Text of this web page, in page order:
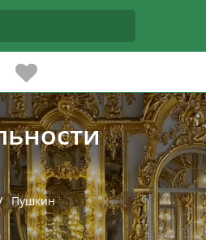
Пушкин